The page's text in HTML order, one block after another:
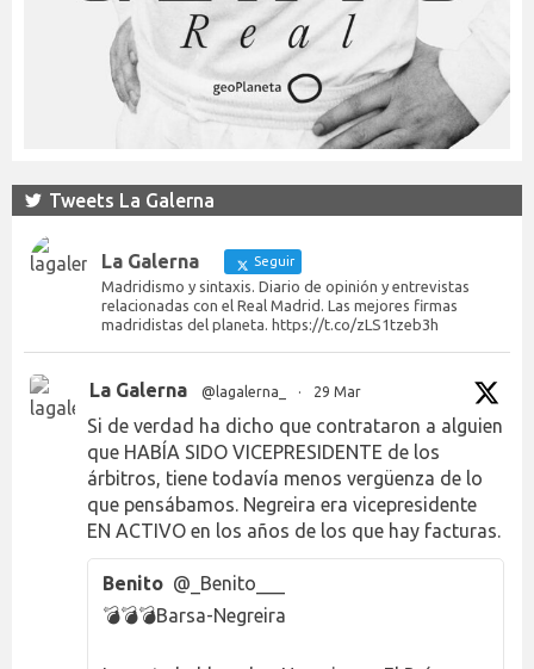
Tweets La Galerna
La Galerna Seguir
Madridismo y sintaxis. Diario de opinión y entrevistas
relacionadas con el Real Madrid. Las mejores firmas
madridistas del planeta. https://t.co/zLS1tzeb3h
La Galerna @lagalerna_ · 29 Mar
Si de verdad ha dicho que contrataron a alguien
que HABÍA SIDO VICEPRESIDENTE de los
árbitros, tiene todavía menos vergüenza de lo
que pensábamos. Negreira era vicepresidente
EN ACTIVO en los años de los que hay facturas.
Benito @_Benito___
💣💣💣Barsa-Negreira